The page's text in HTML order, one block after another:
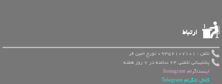
ارتباط
تلفن : 09356107101 تورج امین فر
پشتیبانی تلفنی 24 ساعته در 7 روز هفته
اینستاگرام Instagram
کانال تلگرام Telegram